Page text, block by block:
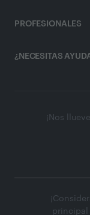
PROFESIONALES
¿NECESITAS
¡Nos
principal